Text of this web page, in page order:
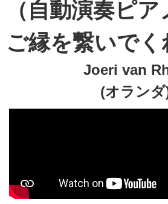
（自動演奏ピ
ご縁を繋いでく
Joeri van
(オランダ